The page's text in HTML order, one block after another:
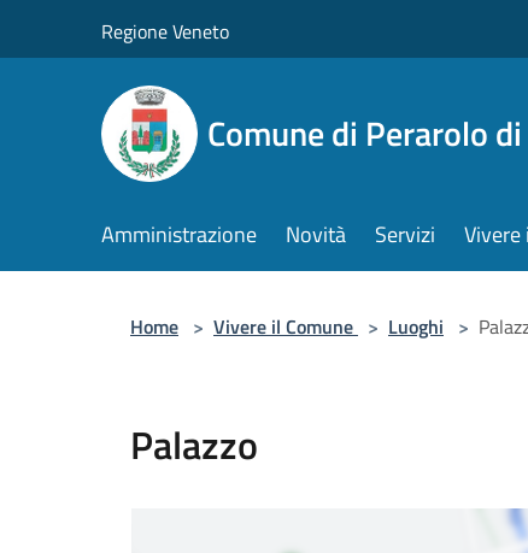
Regione Veneto
Comune di Perarolo
Amministrazione Novità Servizi Vivere
Home > Vivere il Comune > Luoghi >
Palazzo